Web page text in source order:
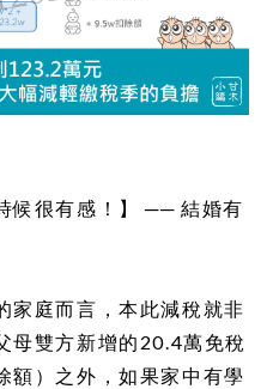
候很有感！】 ── 結婚有
家庭而言，本此減稅就非
母雙方新增的20.4萬免稅
額）之外，如果家中有學